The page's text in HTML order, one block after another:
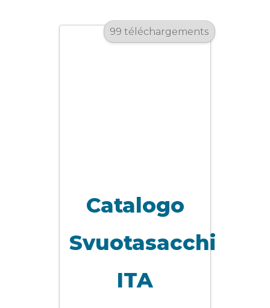
99 téléchargements
Catalogo
Svuotasacchi
ITA